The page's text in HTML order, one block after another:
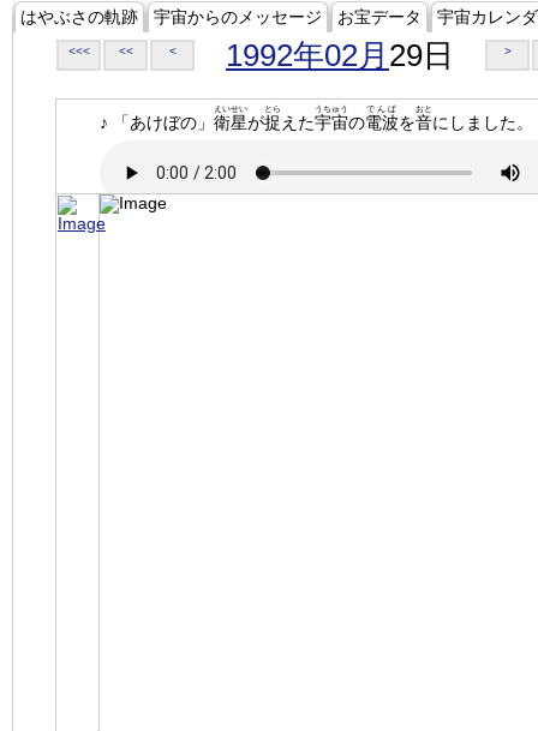
はやぶさの軌跡 宇宙からのメッセージ お宝データ 宇宙カレン
<<< << < 1992年02月 29日 >
♪ 「あけぼの」 衛星
えいせい
が捉
とら
えた宇宙
うちゅう
の電波
でんぱ
を音
おと
にしました。